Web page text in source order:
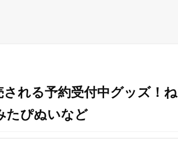
される予約受付中グッズ！ね
たぴぬいなど